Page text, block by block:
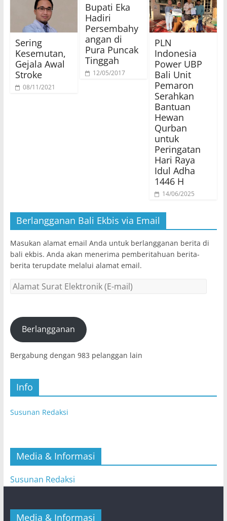
Sering
Kesemutan,
Gejala Awal
Stroke
08/11/2021
Bupati Eka
Hadiri
Persembahy
angan di
Pura Puncak
Tinggah
12/05/2017
PLN
Indonesia
Power UBP
Bali Unit
Pemaron
Serahkan
Bantuan
Hewan
Qurban
untuk
Peringatan
Hari Raya
Idul Adha
1446 H
14/06/2025
Berlangganan Bali Ekbis via Email
Masukan alamat email Anda untuk berlangganan berita di
bali ekbis. Anda akan menerima pemberitahuan berita-
berita terupdate melalui alamat email.
Alamat
(E-
mail)Berlangganan
Bergabung dengan 983 pelanggan lain
Info
Susunan Redaksi
Media & Informasi
Susunan Redaksi
Media & Informasi